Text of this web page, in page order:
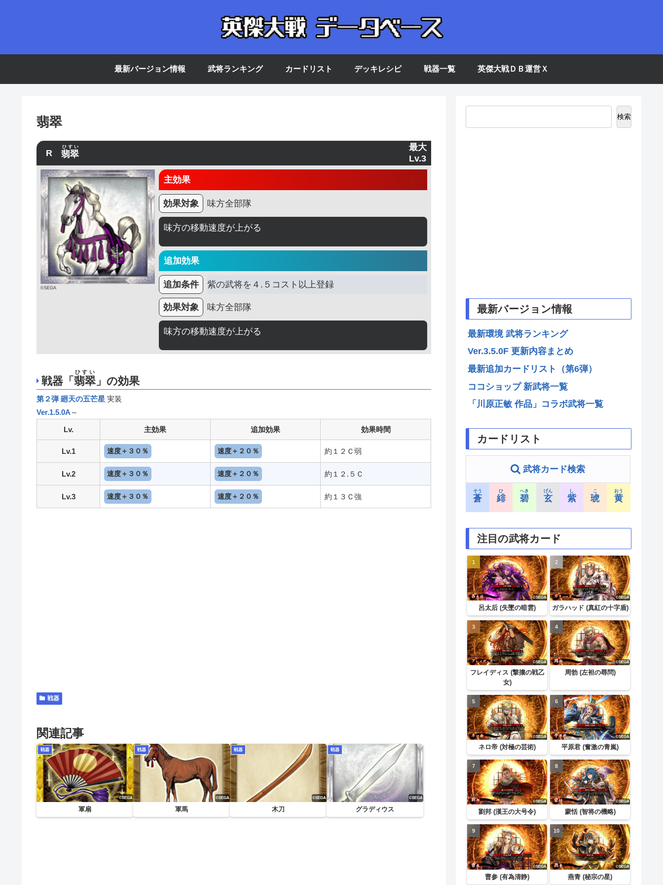
最新バージョン情報 武将ランキング カードリスト デッキレシピ 戦器一覧 英傑大戦ＤＢ運営Ｘ
翡翠
R 翡翠
ひすい
最大
Lv.3
©SEGA
主効果
効果対象 味方全部隊
味方の移動速度が上がる
追加効果
追加条件 紫の武将を４.５コスト以上登録
効果対象 味方全部隊
味方の移動速度が上がる
戦器「 翡翠
ひすい
」の効果
第２弾 廻天の五芒星 実装
Ver.1.5.0A ～
Lv. 主効果 追加効果 効果時間
Lv.1 速度＋３０％ 速度＋２０％ 約１２Ｃ弱
Lv.2 速度＋３０％ 速度＋２０％ 約１２.５Ｃ
Lv.3 速度＋３０％ 速度＋２０％ 約１３Ｃ強
戦器
関連記事
戦器
軍扇
戦器
軍馬
戦器
木刀
戦器
グラディウス
検索
最新バージョン情報
最新環境 武将ランキング
Ver.3.5.0F 更新内容まとめ
最新追加カードリスト（第6弾）
ココショップ 新武将一覧
「川原正敏 作品」コラボ武将一覧
カードリスト
武将カード検索
蒼
そう
緋
ひ
碧
へき
玄
げん
紫
し
琥
こ
黄
おう
注目の武将カード
呂太后 (失墜の暗雲) ガラハッド (真紅の十字盾)
フレイディス (撃攘の戦乙
女)
周勃 (左袒の尋問)
ネロ帝 (対極の芸術) 平原君 (奮激の青嵐)
劉邦 (漢王の大号令) 蒙恬 (智将の機略)
曹参 (有為清静) 燕青 (秘宗の星)